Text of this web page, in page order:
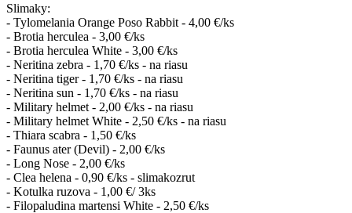
Slimaky:
- Tylomelania Orange Poso Rabbit - 4,00 €/ks
- Brotia herculea - 3,00 €/ks
- Brotia herculea White - 3,00 €/ks
- Neritina zebra - 1,70 €/ks - na riasu
- Neritina tiger - 1,70 €/ks - na riasu
- Neritina sun - 1,70 €/ks - na riasu
- Military helmet - 2,00 €/ks - na riasu
- Military helmet White - 2,50 €/ks - na riasu
- Thiara scabra - 1,50 €/ks
- Faunus ater (Devil) - 2,00 €/ks
- Long Nose - 2,00 €/ks
- Clea helena - 0,90 €/ks - slimakozrut
- Kotulka ruzova - 1,00 €/ 3ks
- Filopaludina martensi White - 2,50 €/ks